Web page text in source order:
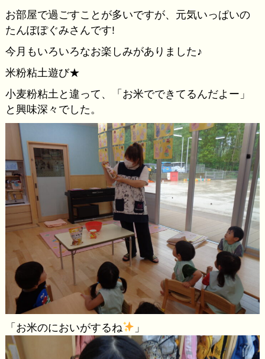
お部屋で過ごすことが多いですが、元気いっぱいの
たんぽぽぐみさんです!
今月もいろいろなお楽しみがありました♪
米粉粘土遊び★
小麦粉粘土と違って、「お米でできてるんだよー」
と興味深々でした。
「お米のにおいがするね 」